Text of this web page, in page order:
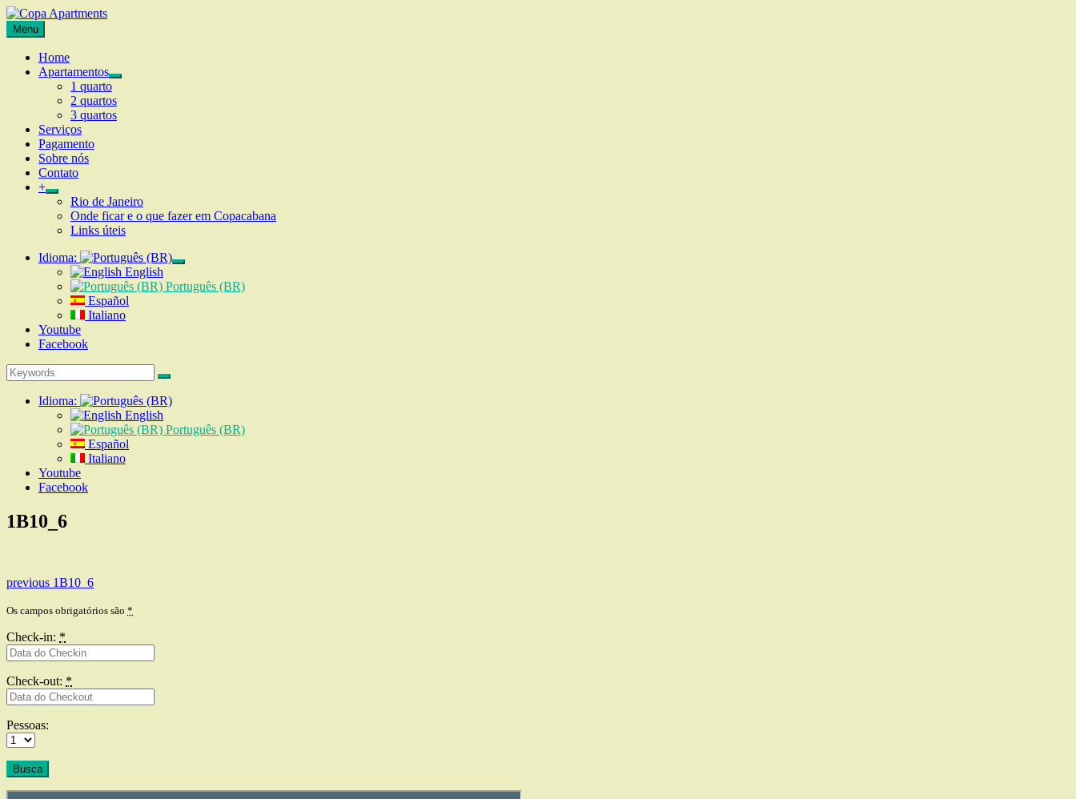
Skip
to
content
Copa
Apartments
Apartamentos
por
temporada
Copacabana
Menu
Home
Apartamentos
expand
menu
1 quarto
2 quartos
3 quartos
Serviços
Pagamento
Sobre nós
Contato
+
expand
child
menu
Rio de Janeiro
Onde ficar e o que fazer em Copacabana
Links úteis
Idioma:
expand
menu
English
Português (BR)
Español
Italiano
Youtube
Facebook
Search
for:
Search
Idioma:
English
Português (BR)
Español
Italiano
Youtube
Facebook
1B10_6
Navegação
de
Post
previous Previous
1B10_6
Os campos obrigatórios são *
Check-in: *
Check-out: *
Pessoas: